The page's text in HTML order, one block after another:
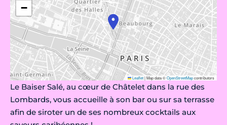
−
Leaflet|Map data ©OpenStreetMapcontributors
Le Baiser Salé, au cœur de Châtelet dans la rue des
Lombards, vous accueille à son bar ou sur sa terrasse
afin de siroter un de ses nombreux cocktails aux